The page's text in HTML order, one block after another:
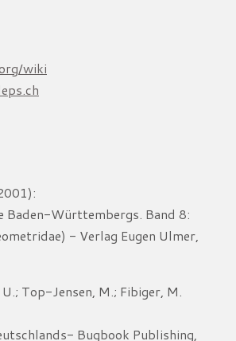
wiki
Baden-Württembergs. Band 8:
- Verlag Eugen Ulmer,
Top-Jensen, M.; Fibiger, M.
Bugbook Publishing,